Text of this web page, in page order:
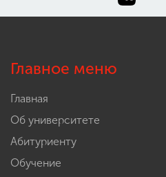
Главное меню
Главная
Об университете
Абитуриенту
Обучение